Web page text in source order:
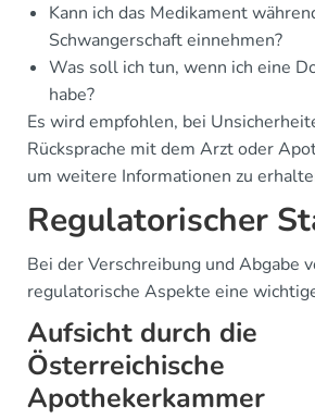
Kann ich das Medikament
Schwangerschaft einnehmen?
Was soll ich tun, wenn ich eine
habe?
Es wird empfohlen, bei
Rücksprache mit dem Arzt oder
um weitere Informationen zu
Regulatorischer
Bei der Verschreibung und Abgabe
regulatorische Aspekte eine
Aufsicht durch die
Österreichische
Apothekerkammer